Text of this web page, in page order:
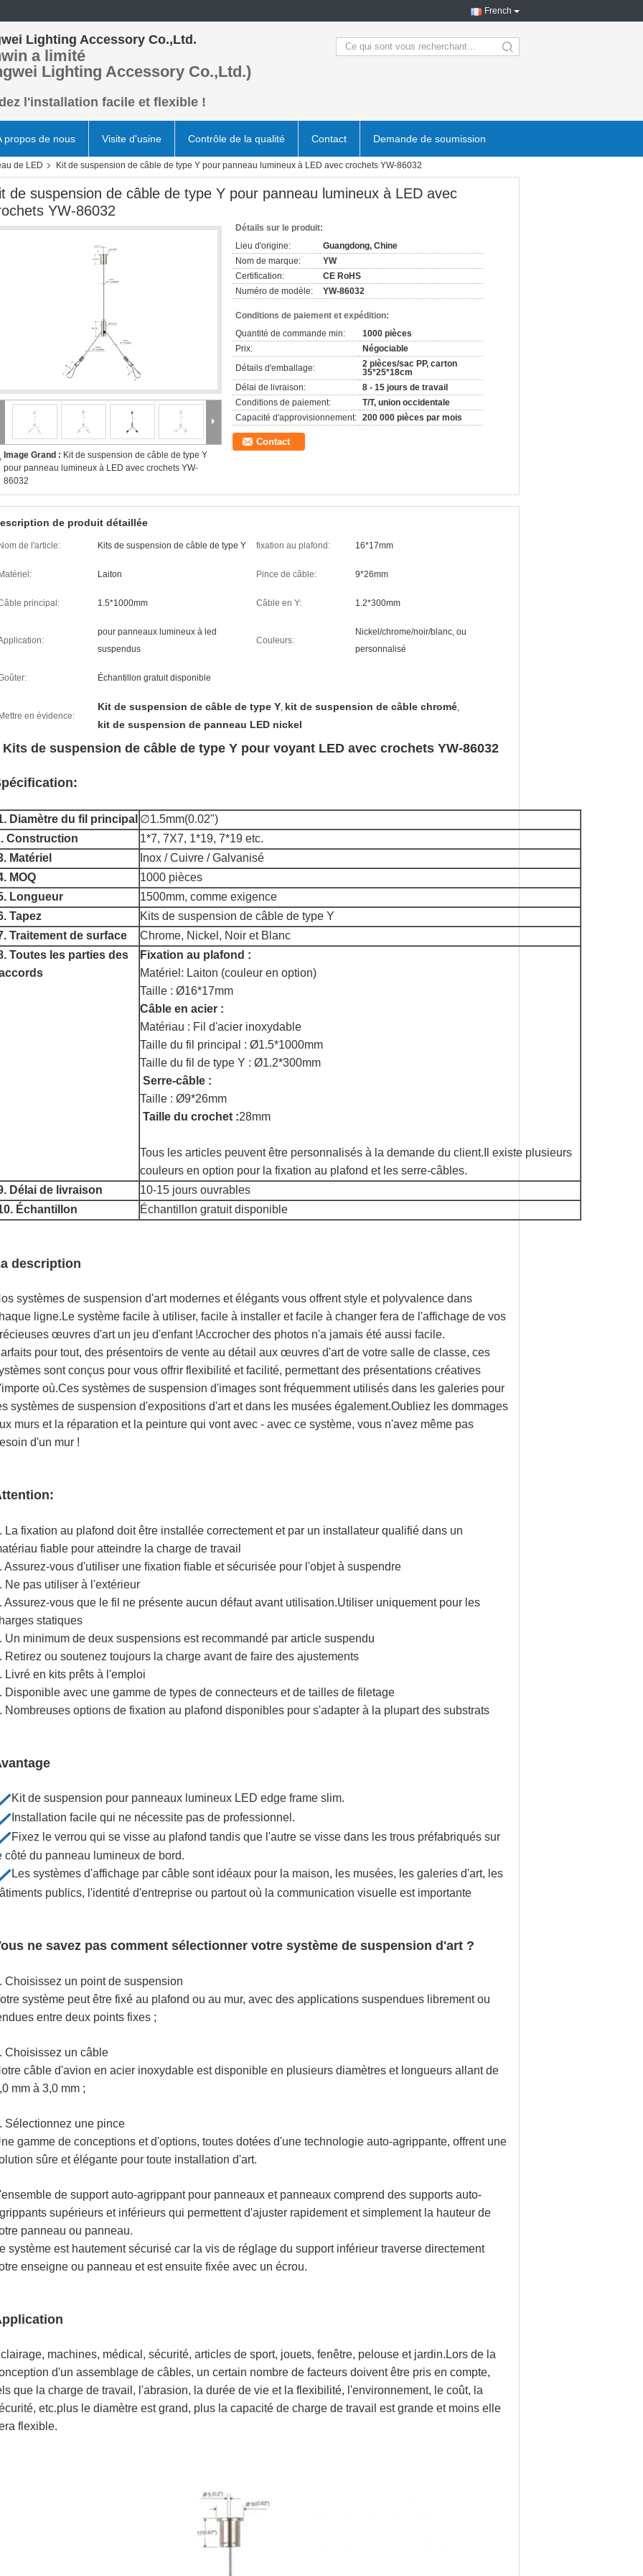
French
Lighting Accessory Co.,Ltd.
a limité
Lighting Accessory Co.,Ltd.)
l'installation facile et flexible !
search
propos de nous Visite d'usine Contrôle de la qualité Contact Demande de soumission
de LED Kit de suspension de câble de type Y pour panneau lumineux à LED avec crochets YW-86032
de suspension de câble de type Y pour panneau lumineux à LED avec
YW-86032
Image Grand : Kit de suspension de câble de type Y
pour panneau lumineux à LED avec crochets YW-
86032
Détails sur le produit:
Lieu d'origine:
Guangdong, Chine
Nom de marque:
YW
Certification:
CE RoHS
Numéro de modèle:
YW-86032
Conditions de paiement et expédition:
Quantité de commande min:
1000 pièces
Prix:
Négociable
Détails d'emballage:
2 pièces/sac PP, carton
35*25*18cm
Délai de livraison:
8 - 15 jours de travail
Conditions de paiement:
T/T, union occidentale
Capacité d'approvisionnement: 200 000 pièces par mois
Contact
de produit détaillée
Nom de l'article: Kits de suspension de câble de type Y fixation au plafond: 16*17mm
Matériel: Laiton Pince de câble: 9*26mm
principal: 1.5*1000mm Câble en Y: 1.2*300mm
pour panneaux lumineux à led
suspendus
Couleurs:
Nickel/chrome/noir/blanc, ou
personnalisé
Échantillon gratuit disponible
Mettre en évidence:
Kit de suspension de câble de type Y, kit de suspension de câble chromé,
kit de suspension de panneau LED nickel
Kits de suspension de câble de type Y pour voyant LED avec crochets YW-86032
Diamètre du fil principal ∅1.5mm(0.02")
Construction
1*7, 7X7, 1*19, 7*19 etc.
Matériel
Inox / Cuivre / Galvanisé
MOQ
1000 pièces
Longueur
1500mm, comme exigence
Tapez
Kits de suspension de câble de type Y
Traitement de surface
Chrome, Nickel, Noir et Blanc
Toutes les parties des
Fixation au plafond :
Matériel: Laiton (couleur en option)
Taille : Ø16*17mm
Câble en acier :
Matériau : Fil d'acier inoxydable
Taille du fil principal : Ø1.5*1000mm
Taille du fil de type Y : Ø1.2*300mm
Serre-câble :
Taille : Ø9*26mm
Taille du crochet :28mm
Tous les articles peuvent être personnalisés à la demande du client.Il existe plusieurs
couleurs en option pour la fixation au plafond et les serre-câbles.
Délai de livraison
10-15 jours ouvrables
Échantillon
Échantillon gratuit disponible
description
systèmes de suspension d'art modernes et élégants vous offrent style et polyvalence dans
ligne.Le système facile à utiliser, facile à installer et facile à changer fera de l'affichage de vos
œuvres d'art un jeu d'enfant !Accrocher des photos n'a jamais été aussi facile.
pour tout, des présentoirs de vente au détail aux œuvres d'art de votre salle de classe, ces
sont conçus pour vous offrir flexibilité et facilité, permettant des présentations créatives
où.Ces systèmes de suspension d'images sont fréquemment utilisés dans les galeries pour
systèmes de suspension d'expositions d'art et dans les musées également.Oubliez les dommages
murs et la réparation et la peinture qui vont avec - avec ce système, vous n'avez même pas
d'un mur !
La fixation au plafond doit être installée correctement et par un installateur qualifié dans un
fiable pour atteindre la charge de travail
Assurez-vous d'utiliser une ﬁxation ﬁable et sécurisée pour l'objet à suspendre
Ne pas utiliser à l'extérieur
Assurez-vous que le fil ne présente aucun défaut avant utilisation.Utiliser uniquement pour les
statiques
Un minimum de deux suspensions est recommandé par article suspendu
Retirez ou soutenez toujours la charge avant de faire des ajustements
Livré en kits prêts à l'emploi
Disponible avec une gamme de types de connecteurs et de tailles de filetage
Nombreuses options de fixation au plafond disponibles pour s'adapter à la plupart des substrats
Kit de suspension pour panneaux lumineux LED edge frame slim.
Installation facile qui ne nécessite pas de professionnel.
Fixez le verrou qui se visse au plafond tandis que l'autre se visse dans les trous préfabriqués sur
côté du panneau lumineux de bord.
Les systèmes d'affichage par câble sont idéaux pour la maison, les musées, les galeries d'art, les
publics, l'identité d'entreprise ou partout où la communication visuelle est importante
ne savez pas comment sélectionner votre système de suspension d'art ?
Choisissez un point de suspension
système peut être fixé au plafond ou au mur, avec des applications suspendues librement ou
entre deux points fixes ;
Choisissez un câble
câble d'avion en acier inoxydable est disponible en plusieurs diamètres et longueurs allant de
mm à 3,0 mm ;
Sélectionnez une pince
gamme de conceptions et d'options, toutes dotées d'une technologie auto-agrippante, offrent une
sûre et élégante pour toute installation d'art.
de support auto-agrippant pour panneaux et panneaux comprend des supports auto-
supérieurs et inférieurs qui permettent d'ajuster rapidement et simplement la hauteur de
panneau ou panneau.
système est hautement sécurisé car la vis de réglage du support inférieur traverse directement
enseigne ou panneau et est ensuite fixée avec un écrou.
machines, médical, sécurité, articles de sport, jouets, fenêtre, pelouse et jardin.Lors de la
d'un assemblage de câbles, un certain nombre de facteurs doivent être pris en compte,
que la charge de travail, l'abrasion, la durée de vie et la flexibilité, l'environnement, le coût, la
etc.plus le diamètre est grand, plus la capacité de charge de travail est grande et moins elle
flexible.